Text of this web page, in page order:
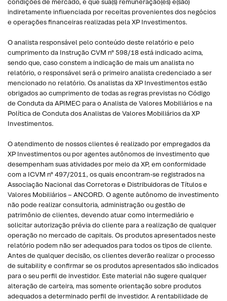
indiretamente influenciada por receitas provenientes dos negócios
e operações financeiras realizadas pela XP Investimentos.
O analista responsável pelo conteúdo deste relatório e pelo
cumprimento da Instrução CVM nº 598/18 está indicado acima,
sendo que, caso constem a indicação de mais um analista no
relatório, o responsável será o primeiro analista credenciado a ser
mencionado no relatório. Os analistas da XP Investimentos estão
obrigados ao cumprimento de todas as regras previstas no Código
de Conduta da APIMEC para o Analista de Valores Mobiliários e na
Política de Conduta dos Analistas de Valores Mobiliários da XP
Investimentos.
O atendimento de nossos clientes é realizado por empregados da
XP Investimentos ou por agentes autônomos de investimento que
desempenham suas atividades por meio da XP, em conformidade
com a ICVM nº 497/2011, os quais encontram-se registrados na
Associação Nacional das Corretoras e Distribuidoras de Títulos e
Valores Mobiliários – ANCORD. O agente autônomo de investimento
não pode realizar consultoria, administração ou gestão de
patrimônio de clientes, devendo atuar como intermediário e
solicitar autorização prévia do cliente para a realização de qualquer
operação no mercado de capitais. Os produtos apresentados neste
relatório podem não ser adequados para todos os tipos de cliente.
Antes de qualquer decisão, os clientes deverão realizar o processo
de suitability e confirmar se os produtos apresentados são indicados
para o seu perfil de investidor. Este material não sugere qualquer
alteração de carteira, mas somente orientação sobre produtos
adequados a determinado perfil de investidor. A rentabilidade de